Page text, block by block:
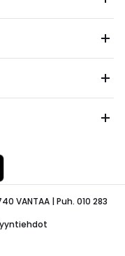
VANTAA | Puh. 010 283